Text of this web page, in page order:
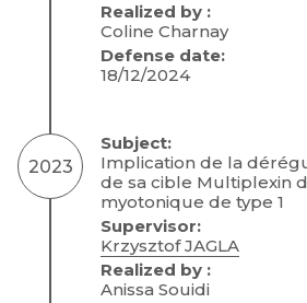
Realized by :
Coline Charnay
Defense date:
18/12/2024
2023
Subject:
Implication de la
de sa cible Multiplexin
myotonique de type 1
Supervisor:
Krzysztof JAGLA
Realized by :
Anissa Souidi